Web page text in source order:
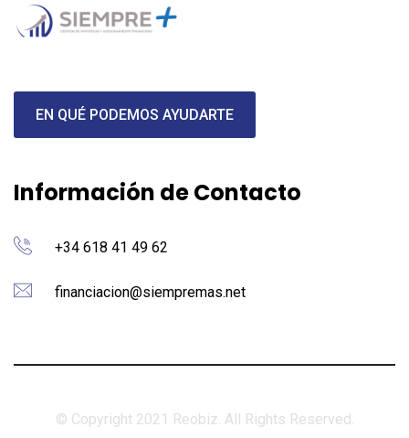
EN QUÉ PODEMOS AYUDARTE
Información de Contacto
+34 618 41 49 62
financiacion@siempremas.net
© Copyright 2021 Reobiz. All Rights Reserved.